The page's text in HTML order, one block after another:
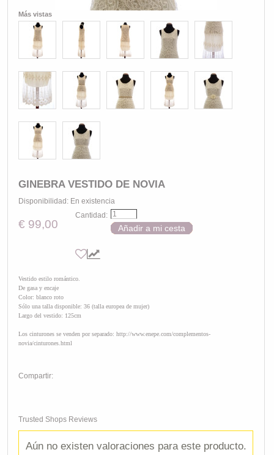
Más vistas
GINEBRA VESTIDO DE NOVIA
Disponibilidad: En existencia
€ 99,00
Cantidad:
Añadir a mi cesta
Vestido estilo romántico.
De gasa y encaje
Color: blanco roto
Sólo una talla disponible: 36 (talla europea de mujer)
Largo del vestido: 125cm
Los cinturones se venden por separado: http://www.enepe.com/complementos-
novia/cinturones.html
Compartir:
Trusted Shops Reviews
Aún no existen valoraciones para este producto.